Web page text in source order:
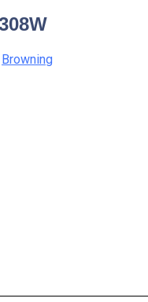
Browning